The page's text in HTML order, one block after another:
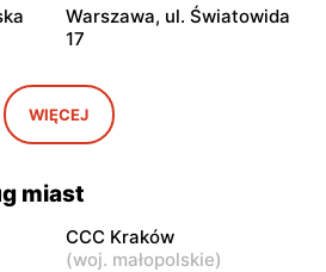
Warszawa, ul. Światowida
17
CCC
Warszawa, ul. Kazimierza
Szpotańskiego 4
CCC
CCC
WIĘCEJ
miast
CCC Kraków
(woj. małopolskie)